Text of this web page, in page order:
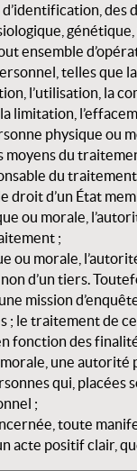
ensemble
telles que
l’utilisation, la
limitation,
physique ou
moyens du
du
droit d’un État
ou morale,
;
ou morale,
non d’un tiers.
mission
; le traitement de
fonction des
une
qui, placées
;
toute
acte positif clair,